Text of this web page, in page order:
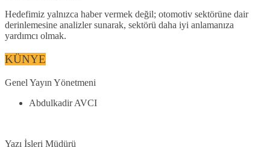
Hedefimiz yalnızca haber vermek değil; otomotiv sektörüne dair
derinlemesine analizler sunarak, sektörü daha iyi anlamanıza
yardımcı olmak.
KÜNYE
Genel Yayın Yönetmeni
Abdulkadir AVCI
Yazı İşleri Müdürü